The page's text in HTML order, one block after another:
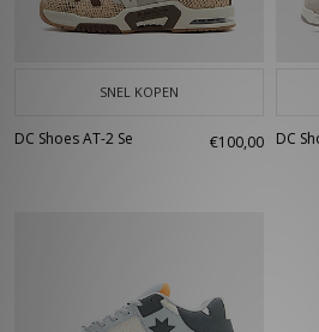
SNEL KOPEN
DC Shoes AT-2 Se €100,00 DC